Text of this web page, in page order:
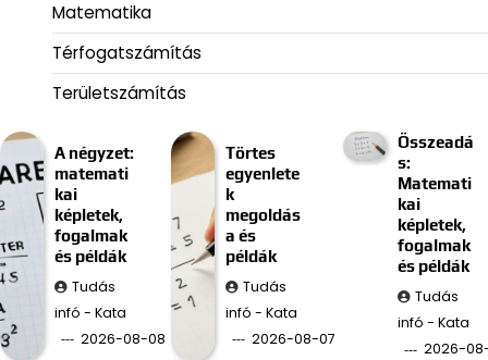
Matematika
Térfogatszámítás
Területszámítás
A négyzet:
matemati
kai
képletek,
fogalmak
és példák
Tudás
infó - Kata
2026-08-08
Törtes
egyenlete
k
megoldás
a és
példák
Tudás
infó - Kata
2026-08-07
Összeadá
s:
Matemati
kai
képletek,
fogalmak
és példák
Tudás
infó - Kata
2026-